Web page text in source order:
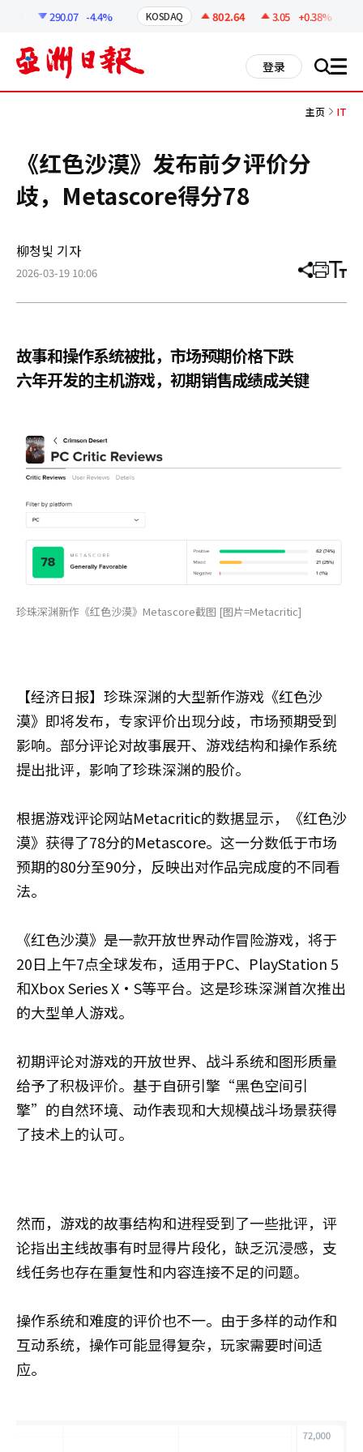
290.07 -4.4% KOSDAQ 802.64 3.05 +0.38%
登录 搜 all
主页 IT
《红色沙漠》发布前夕评价分
歧，Metascore得分78
柳청빛 기자
2026-03-19 10:06 分
章
打 调
小
故事和操作系统被批，市场预期价格下跌
六年开发的主机游戏，初期销售成绩成关键
珍珠深渊新作《红色沙漠》Metascore截图 [图片=Metacritic]
【经济日报】珍珠深渊的大型新作游戏《红色沙
漠》即将发布，专家评价出现分歧，市场预期受到
影响。部分评论对故事展开、游戏结构和操作系统
提出批评，影响了珍珠深渊的股价。
根据游戏评论网站Metacritic的数据显示，《红色沙
漠》获得了78分的Metascore。这一分数低于市场
预期的80分至90分，反映出对作品完成度的不同看
法。
《红色沙漠》是一款开放世界动作冒险游戏，将于
20日上午7点全球发布，适用于PC、PlayStation 5
和Xbox Series X·S等平台。这是珍珠深渊首次推出
的大型单人游戏。
初期评论对游戏的开放世界、战斗系统和图形质量
给予了积极评价。基于自研引擎“黑色空间引
擎”的自然环境、动作表现和大规模战斗场景获得
了技术上的认可。
然而，游戏的故事结构和进程受到了一些批评，评
论指出主线故事有时显得片段化，缺乏沉浸感，支
线任务也存在重复性和内容连接不足的问题。
操作系统和难度的评价也不一。由于多样的动作和
互动系统，操作可能显得复杂，玩家需要时间适
应。